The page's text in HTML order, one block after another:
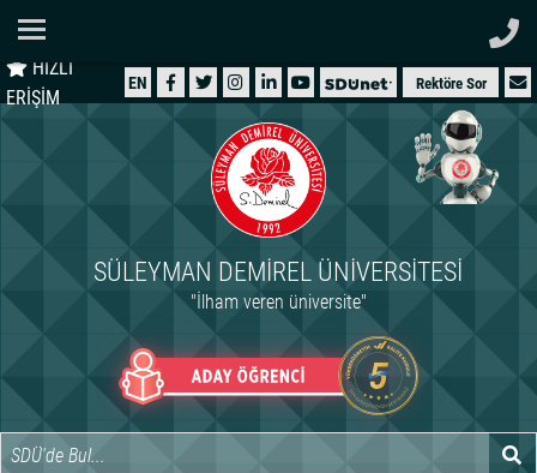
HIZLI
ERİŞİM
EN Rektöre Sor
SÜLEYMAN DEMIREL ÜNIVERSITESI
"İlham veren üniversite"
ÜNİVERSİTEMİZ
İDARİ
ARAŞTIRMA
INTERNATIONAL